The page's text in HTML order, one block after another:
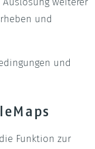
und
und
Funktion zur